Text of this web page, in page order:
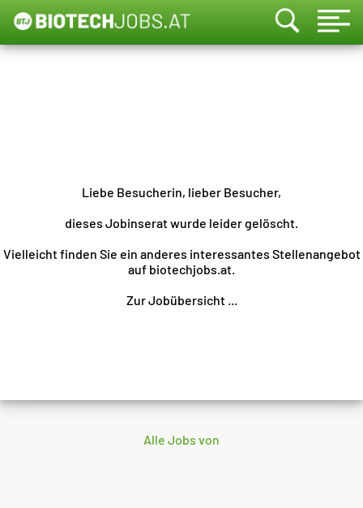
Liebe Besucherin, lieber Besucher,
dieses Jobinserat wurde leider gelöscht.
Vielleicht finden Sie ein anderes interessantes Stellenangebot
auf biotechjobs.at.
Zur Jobübersicht ...
Alle Jobs von